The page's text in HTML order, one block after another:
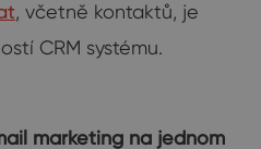
, včetně kontaktů, je
CRM systému.
marketing na jednom